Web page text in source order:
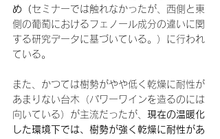
め（セミナーでは触れなかったが、西側と東
側の葡萄におけるフェノール成分の違いに関
する研究データに基づいている。）に行われ
ている。
また、かつては樹勢がやや低く乾燥に耐性が
あまりない台木（パワーワインを造るのには
向いている）が主流だったが、 現在の温暖化
した環境下では、樹勢が強く乾燥に耐性があ